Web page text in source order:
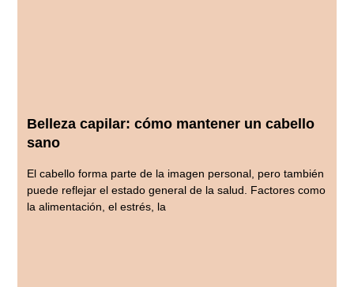
Belleza capilar: cómo mantener un cabello
sano
El cabello forma parte de la imagen personal, pero también
puede reflejar el estado general de la salud. Factores como
la alimentación, el estrés, la